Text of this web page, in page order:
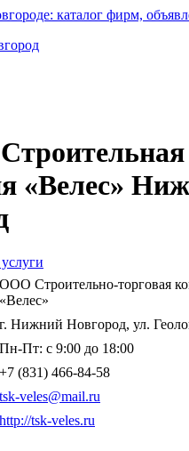
каталог фирм,
«Велес»
ООО Строительно-торговая
«Велес»
г. Нижний Новгород, ул.
Пн-Пт: с 9:00 до 18:00
+7 (831) 466-84-58
tsk-veles@mail.ru
http://tsk-veles.ru